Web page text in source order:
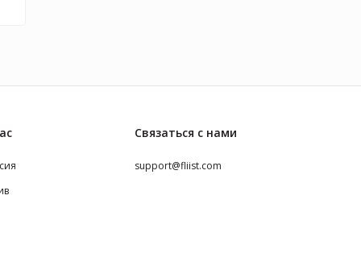
Связаться с нами
support@fliist.com